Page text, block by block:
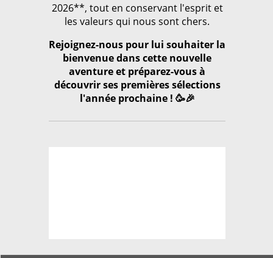
2026**, tout en conservant l'esprit et
les valeurs qui nous sont chers.
Rejoignez-nous pour lui souhaiter la
bienvenue dans cette nouvelle
aventure et préparez-vous à
découvrir ses premières sélections
l'année prochaine ! 🥳🎉